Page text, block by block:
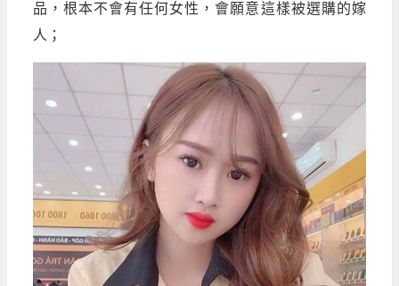
品，根本不會有任何女性，會願意這樣被選購的嫁
人；